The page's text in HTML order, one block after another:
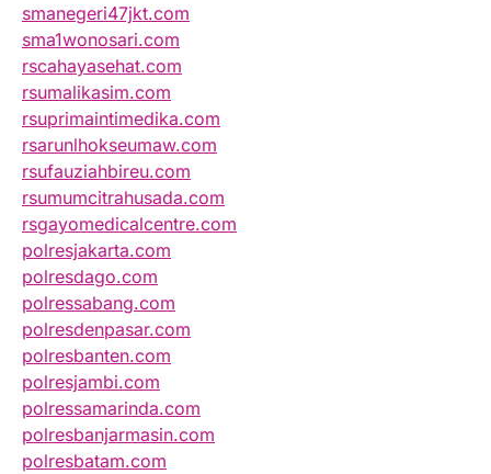
smanegeri47jkt.com
sma1wonosari.com
rscahayasehat.com
rsumalikasim.com
rsuprimaintimedika.com
rsarunlhokseumaw.com
rsufauziahbireu.com
rsumumcitrahusada.com
rsgayomedicalcentre.com
polresjakarta.com
polresdago.com
polressabang.com
polresdenpasar.com
polresbanten.com
polresjambi.com
polressamarinda.com
polresbanjarmasin.com
polresbatam.com